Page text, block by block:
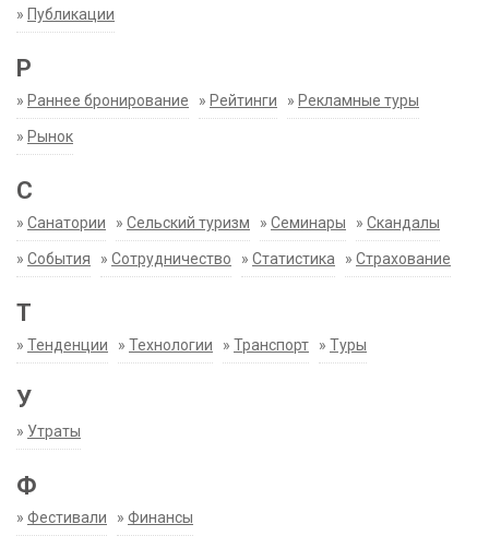
» Публикации
Р
» Раннее бронирование » Рейтинги » Рекламные туры
» Рынок
С
» Санатории » Сельский туризм » Семинары » Скандалы
» События » Сотрудничество » Статистика » Страхование
Т
» Тенденции » Технологии » Транспорт » Туры
У
» Утраты
Ф
» Фестивали » Финансы